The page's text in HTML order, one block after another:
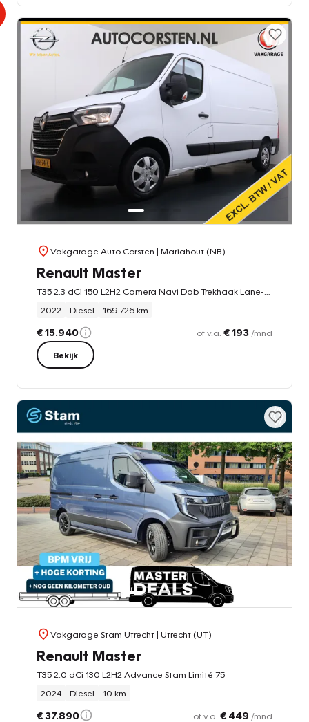
Vakgarage Auto Corsten | Mariahout (NB)
Renault Master
2022
Diesel 169.726 km
€ 15.940 of v.a. € 193 /mnd
Bekijk
Vakgarage Stam Utrecht| Utrecht (UT)
Renault Master
T35 2.0 dCi 130 L2H2 Advance Stam Limité 75
2024
Diesel 10 km
€ 37.890 of v.a. € 449 /mnd